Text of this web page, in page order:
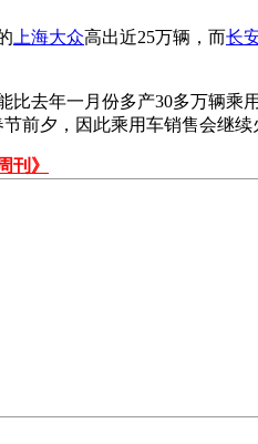
上海大众高出近25万辆，而长
去年一月份多产30多万辆乘
前夕，因此乘用车销售会继续
刊》